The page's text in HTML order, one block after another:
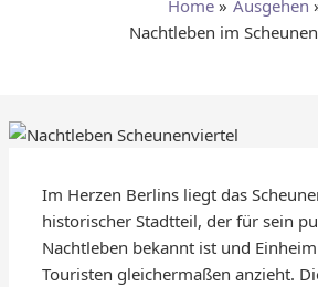
Home
Ausgehen
Nachtleben im
Im Herzen Berlins liegt das
historischer Stadtteil, der für sein
Nachtleben bekannt ist und
Touristen gleichermaßen anzieht.